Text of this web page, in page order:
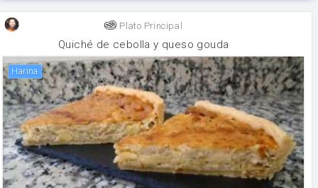
Plato Principal
Quiché de cebolla y queso gouda
harina